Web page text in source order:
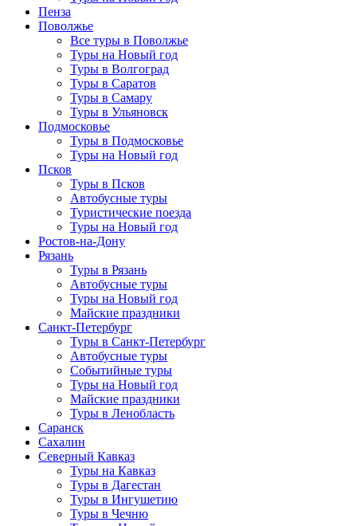
Пенза
Поволжье
Все туры в Поволжье
Туры на Новый год
Туры в Волгоград
Туры в Саратов
Туры в Самару
Туры в Ульяновск
Подмосковье
Туры в Подмосковье
Туры на Новый год
Псков
Туры в Псков
Автобусные туры
Туристические поезда
Туры на Новый год
Ростов-на-Дону
Рязань
Туры в Рязань
Автобусные туры
Туры на Новый год
Майские праздники
Санкт-Петербург
Туры в Санкт-Петербург
Автобусные туры
Событийные туры
Туры на Новый год
Майские праздники
Туры в Ленобласть
Саранск
Сахалин
Северный Кавказ
Туры на Кавказ
Туры в Дагестан
Туры в Ингушетию
Туры в Чечню